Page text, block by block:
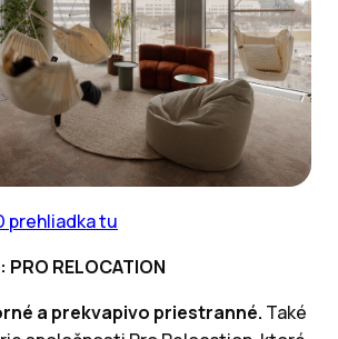
prehliadka tu
RELOCATION
a prekvapivo priestranné. Také